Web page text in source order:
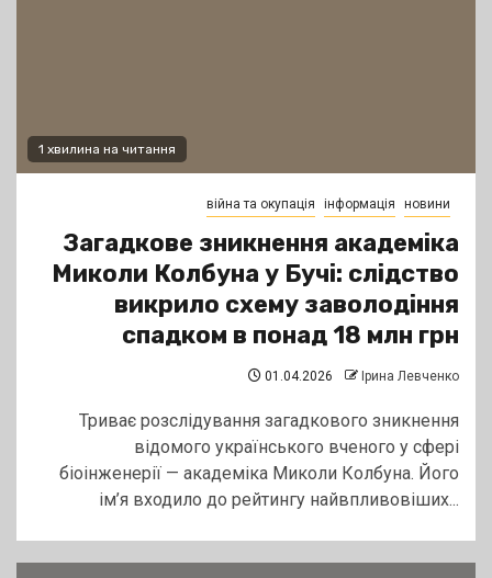
1 хвилина на читання
війна та окупація інформація новини
Загадкове зникнення академіка
Миколи Колбуна у Бучі: слідство
викрило схему заволодіння
спадком в понад 18 млн грн
01.04.2026 Ірина Левченко
Триває розслідування загадкового зникнення
відомого українського вченого у сфері
біоінженерії — академіка Миколи Колбуна. Його
ім’я входило до рейтингу найвпливовіших...